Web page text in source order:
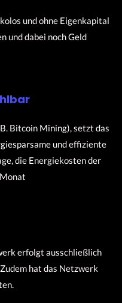
und ohne Eigenkapital
und dabei noch Geld
Bitcoin Mining), setzt das
und effiziente
die Energiekosten der
erfolgt ausschließlich
hat das Netzwerk